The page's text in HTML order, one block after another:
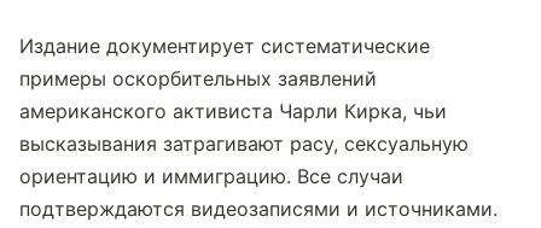
Издание документирует систематические
примеры оскорбительных заявлений
американского активиста Чарли Кирка, чьи
высказывания затрагивают расу, сексуальную
ориентацию и иммиграцию. Все случаи
подтверждаются видеозаписями и источниками.